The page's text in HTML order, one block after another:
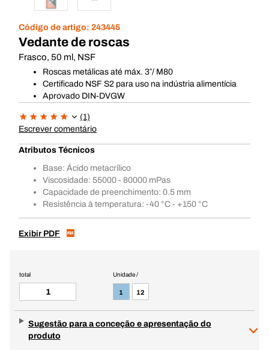
Código de artigo: 243445
Vedante de roscas
Frasco, 50 ml, NSF
Roscas metálicas até máx. 3″/ M80
Certificado NSF S2 para uso na indústria alimentícia
Aprovado DIN-DVGW
(1)
Escrever comentário
Atributos Técnicos
Base: Ácido metacrílico
Viscosidade: 55000 - 80000 mPas
Capacidade de preenchimento: 0.5 mm
Resistência à temperatura: -40 °C - +150 °C
Exibir PDF
Unidade /
1 12
total
Sugestão para a conceção e apresentação do
produto